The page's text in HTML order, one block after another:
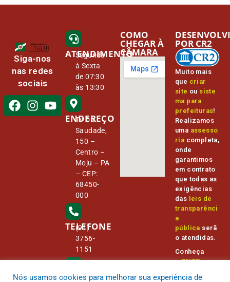
Siga-nos
nas redes
sociais
ATENDIMENTO
Segunda
à Sexta
de 07:30
às 13:30
ENDEREÇO
Tv Da
Saudade,
150 –
Centro –
Moju – PA
– CEP:
68450-
000
TELEFONE
(91)
3756-
1151
COMO
CHEGAR À
CÂMARA
Muito mais
que criar
site ou siste
ma para
prefeituras!
Realizamos
uma assesso
ria completa,
onde
garantimos
em contrato
que todas as
exigências
das leis de
transparênci
a
pública serã
o atendidas.
Conheça
oPNTPe
POR CR2
Nós usamos cookies para melhorar sua experiência de